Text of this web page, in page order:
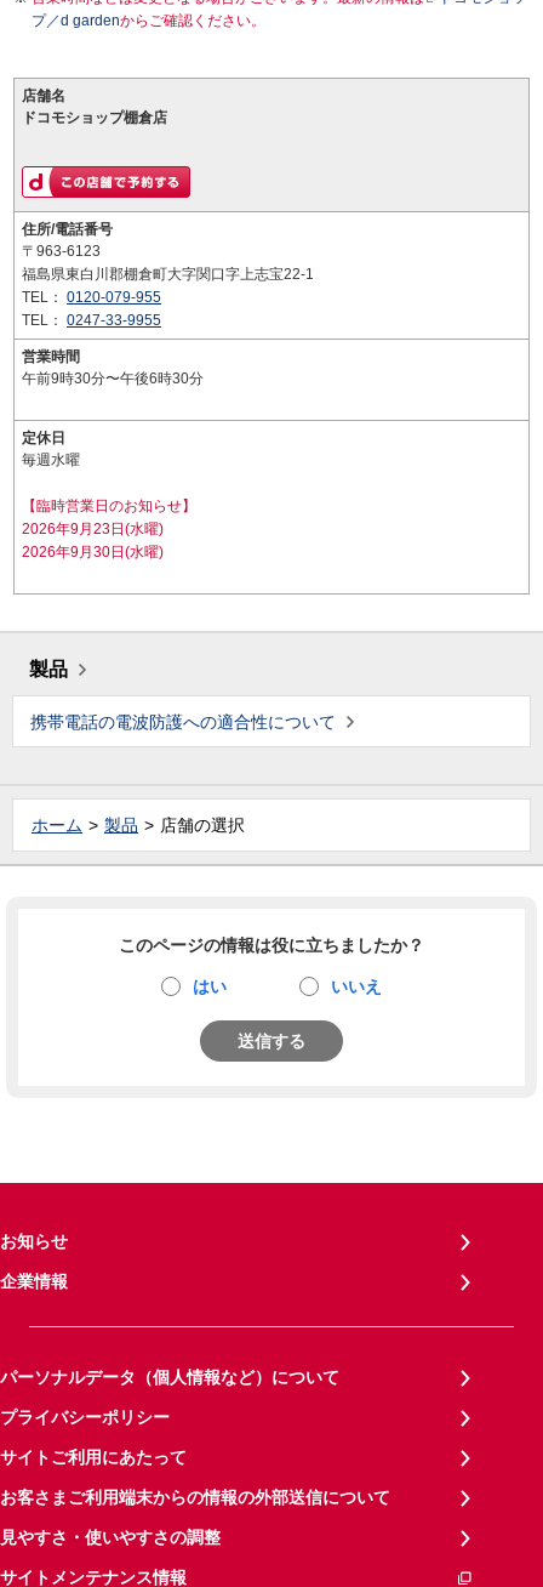
プ／d gardenからご確認ください。
店舗名
ドコモショップ棚倉店
住所/電話番号
〒963-6123
福島県東白川郡棚倉町大字関口字上志宝22-1
TEL： 0120-079-955
TEL： 0247-33-9955
営業時間
午前9時30分〜午後6時30分
定休日
毎週水曜
【臨時営業日のお知らせ】
2026年9月23日(水曜)
2026年9月30日(水曜)
製品
携帯電話の電波防護への適合性について
ホーム 製品 店舗の選択
このページの情報は役に立ちましたか？
はい いいえ
送信する
お知らせ
企業情報
パーソナルデータ（個人情報など）について
プライバシーポリシー
サイトご利用にあたって
お客さまご利用端末からの情報の外部送信について
見やすさ・使いやすさの調整
サイトメンテナンス情報